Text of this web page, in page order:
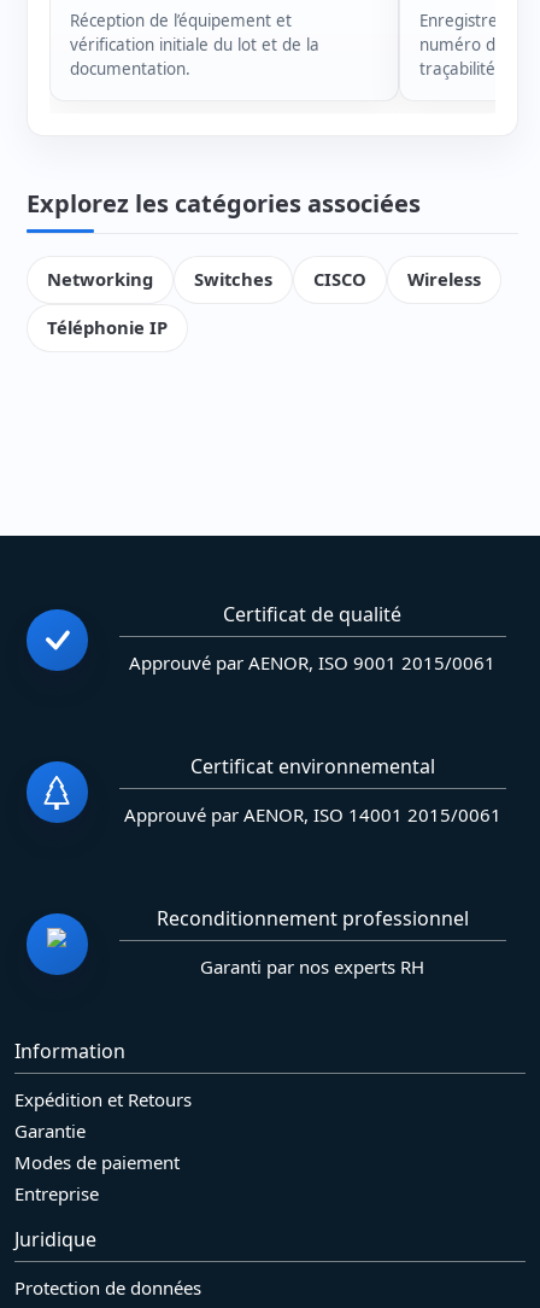
Réception de l’équipement et
vérification initiale du lot et de la
documentation.
numéro de
traçabilité de
Explorez les catégories associées
Networking Switches CISCO
Wireless
Téléphonie IP
Certificat de qualité
Approuvé par AENOR, ISO 9001 2015/0061
Certificat environnemental
Approuvé par AENOR, ISO 14001 2015/0061
Reconditionnement professionnel
Garanti par nos experts RH
Information
Expédition et Retours
Garantie
Modes de paiement
Entreprise
Juridique
Protection de données